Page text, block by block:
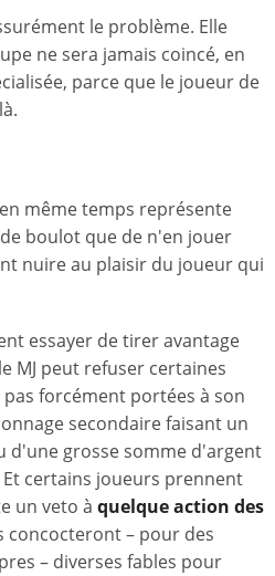
le problème. Elle
ne sera jamais coincé, en
parce que le joueur de
même temps représente
boulot que de n'en jouer
nuire au plaisir du joueur qui
essayer de tirer avantage
MJ peut refuser certaines
forcément portées à son
secondaire faisant un
d'une grosse somme d'argent
certains joueurs prennent
un veto à quelque action des
concocteront – pour des
– diverses fables pour